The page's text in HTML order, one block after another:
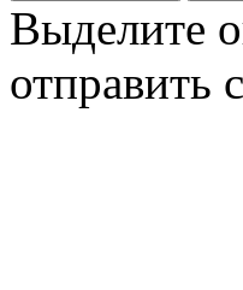
Выделите
отправить